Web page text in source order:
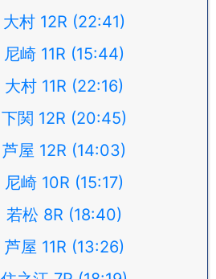
大村 12R (22:41)
尼崎 11R (15:44)
大村 11R (22:16)
下関 12R (20:45)
芦屋 12R (14:03)
尼崎 10R (15:17)
若松 8R (18:40)
芦屋 11R (13:26)